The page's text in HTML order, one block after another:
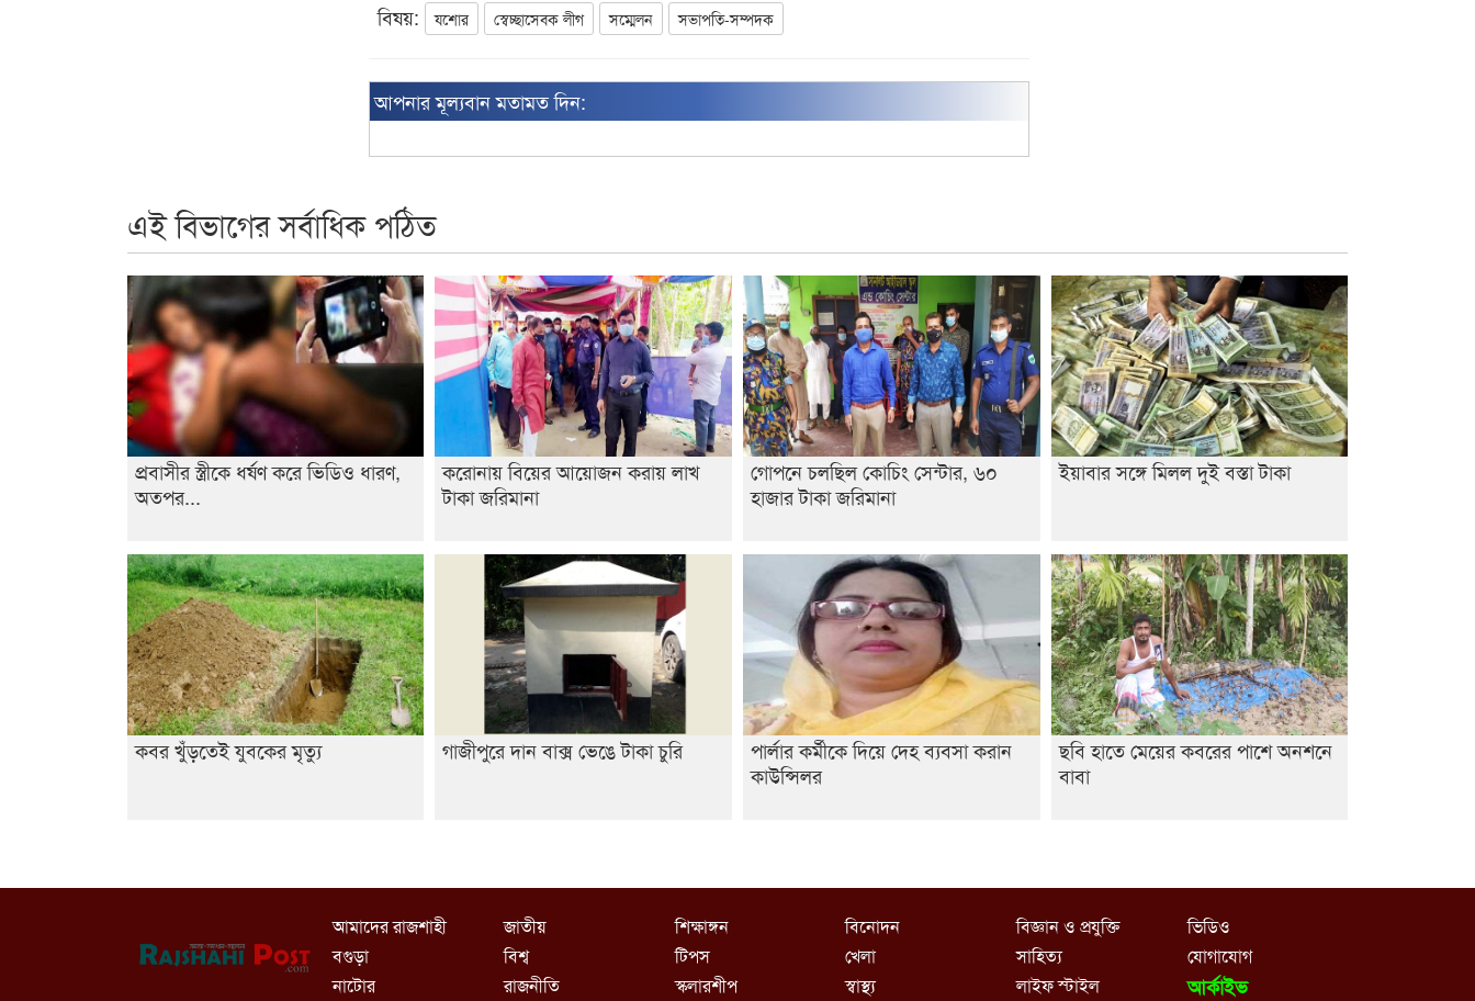
বিষয়: যশোর স্বেচ্ছাসেবক লীগ সম্মেলন সভাপতি-সম্পদক
আপনার মূল্যবান মতামত দিন:
এই বিভাগের সর্বাধিক পঠিত
প্রবাসীর স্ত্রীকে ধর্ষণ করে ভিডিও ধারণ,
অতপর...
করোনায় বিয়ের আয়োজন করায় লাখ
টাকা জরিমানা
গোপনে চলছিল কোচিং সেন্টার, ৬০
হাজার টাকা জরিমানা
ইয়াবার সঙ্গে মিলল দুই বস্তা টাকা
কবর খুঁড়তেই যুবকের মৃত্যু গাজীপুরে দান বাক্স ভেঙে টাকা চুরি
পার্লার কর্মীকে দিয়ে দেহ ব্যবসা করান
কাউন্সিলর
ছবি হাতে মেয়ের কবরের পাশে অনশনে
বাবা
আমাদের রাজশাহী
বগুড়া
নাটোর
জাতীয়
বিশ্ব
রাজনীতি
শিক্ষাঙ্গন
টিপস
স্কলারশীপ
বিনোদন
খেলা
স্বাস্থ্য
বিজ্ঞান ও প্রযুক্তি
সাহিত্য
লাইফ স্টাইল
ভিডিও
যোগাযোগ
আর্কাইভ